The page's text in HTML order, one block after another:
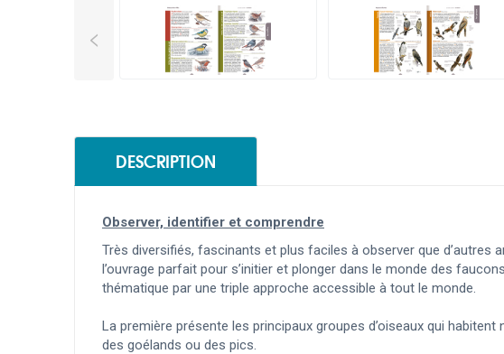
<
DESCRIPTION
Observer, identifier et comprendre
Très diversifiés, fascinants et plus faciles à observer que d’autres
l’ouvrage parfait pour s’initier et plonger dans le monde des
thématique par une triple approche accessible à tout le monde.
La première présente les principaux groupes d’oiseaux qui
des goélands ou des pics.